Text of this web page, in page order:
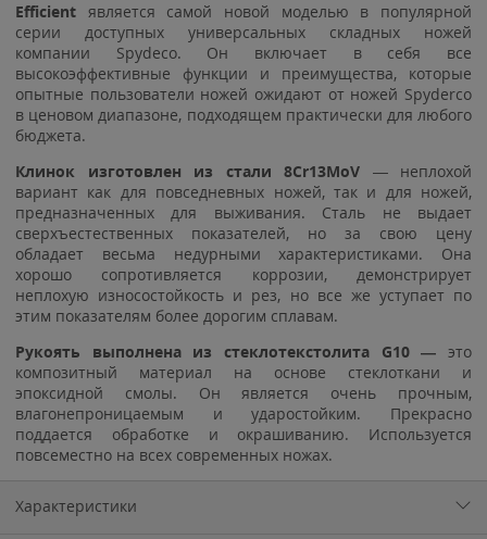
Efficient является самой новой моделью в популярной
серии доступных универсальных складных ножей
компании Spydeco. Он включает в себя все
высокоэффективные функции и преимущества, которые
опытные пользователи ножей ожидают от ножей Spyderco
в ценовом диапазоне, подходящем практически для любого
бюджета.
Клинок изготовлен из стали 8Cr13MoV — неплохой
вариант как для повседневных ножей, так и для ножей,
предназначенных для выживания. Сталь не выдает
сверхъестественных показателей, но за свою цену
обладает весьма недурными характеристиками. Она
хорошо сопротивляется коррозии, демонстрирует
неплохую износостойкость и рез, но все же уступает по
этим показателям более дорогим сплавам.
Рукоять выполнена из стеклотекстолита G10 — это
композитный материал на основе стеклоткани и
эпоксидной смолы. Он является очень прочным,
влагонепроницаемым и ударостойким. Прекрасно
поддается обработке и окрашиванию. Используется
повсеместно на всех современных ножах.
Характеристики